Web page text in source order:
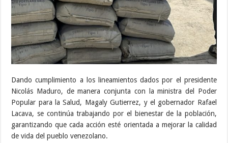
Dando cumplimiento a los lineamientos dados por el presidente
Nicolás Maduro, de manera conjunta con la ministra del Poder
Popular para la Salud, Magaly Gutierrez, y el gobernador Rafael
Lacava, se continúa trabajando por el bienestar de la población,
garantizando que cada acción esté orientada a mejorar la calidad
de vida del pueblo venezolano.